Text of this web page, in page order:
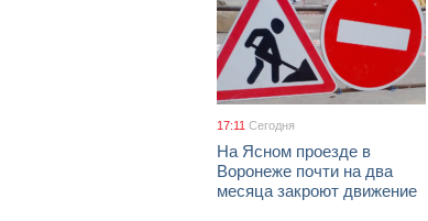
17:11 Сегодня
На Ясном проезде в
Воронеже почти на два
месяца закроют движение